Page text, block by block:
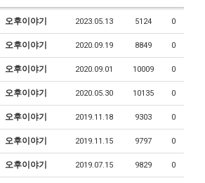
오후이야기 2023.05.13 5124 0
오후이야기 2020.09.19 8849 0
오후이야기 2020.09.01 10009 0
오후이야기 2020.05.30 10135 0
오후이야기 2019.11.18 9303 0
오후이야기 2019.11.15 9797 0
오후이야기 2019.07.15 9829 0